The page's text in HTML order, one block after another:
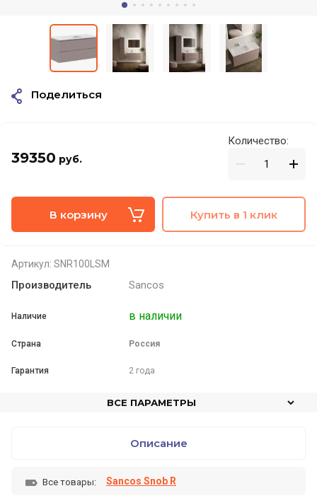
39350 руб.
Количество:
В корзину Купить в 1 клик
Артикул: SNR100LSM
Производитель Sancos
Наличие в наличии
Страна Россия
Гарантия 2 года
ВСЕ ПАРАМЕТРЫ
Поделиться
Описание
Все товары: Sancos Snob R